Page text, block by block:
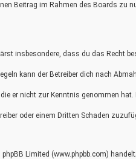
Beitrag im Rahmen des Boards zu
insbesondere, dass du das Recht
kann der Betreiber dich nach
er nicht zur Kenntnis genommen hat.
oder einem Dritten Schaden
Limited (www.phpbb.com)